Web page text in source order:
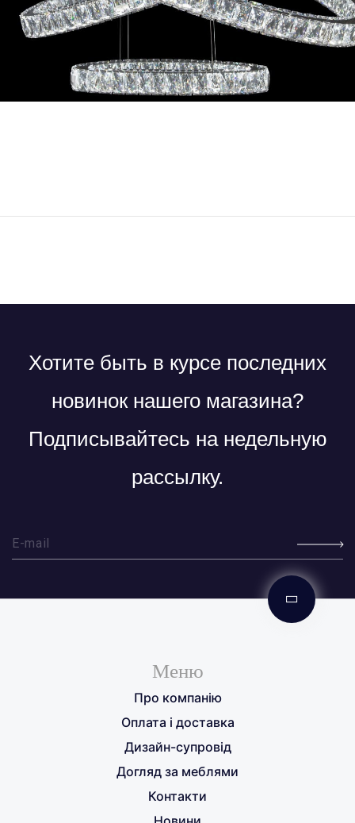
Хотите быть в курсе последних
новинок нашего магазина?
Подписывайтесь на недельную
рассылку.
Меню
Про компанію
Оплата і доставка
Дизайн-супровід
Догляд за меблями
Контакти